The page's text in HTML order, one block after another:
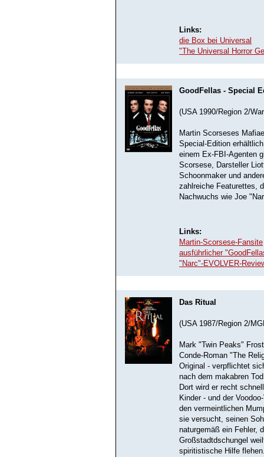
Links:
die Box bei Universal
"The Universal Horror
GoodFellas - Special
(USA 1990/Region 2/
Martin Scorseses
Special-Edition
einem Ex-FBI-Agenten
Scorsese, Darsteller
Schoonmaker und
zahlreiche Featurettes,
Nachwuchs wie Joe
Links:
Martin-Scorsese-Fansite
ausführlicher
"Narc"-EVOLVER-
Das Ritual
(USA 1987/Region 2/
Mark "Twin Peaks"
Conde-Roman "The
Original - verpflichtet
nach dem makabren
Dort wird er recht
Kinder - und der
den vermeintlichen
sie versucht, seinen
naturgemäß ein Fehler,
Großstadtdschungel
spiritistische Hilfe